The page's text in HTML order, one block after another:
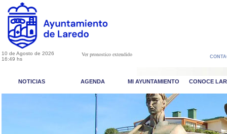
10 de Agosto de 2026
16:49 hs
Ver pronostico extendido
NOTICIAS AGENDA MI AYUNTAMIENTO CONOCE